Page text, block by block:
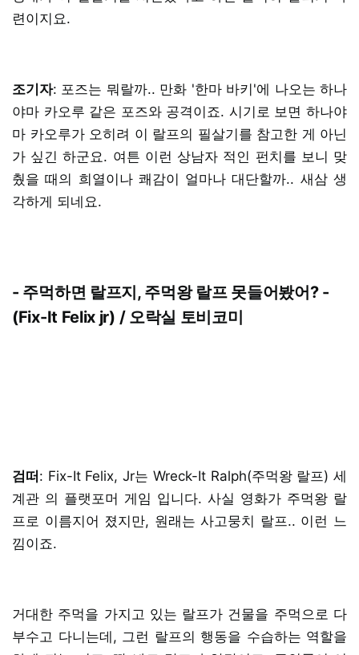
련이지요.
조기자: 포즈는 뭐랄까.. 만화 '한마 바키'에 나오는 하나
야마 카오루 같은 포즈와 공격이죠. 시기로 보면 하나야
마 카오루가 오히려 이 랄프의 필살기를 참고한 게 아닌
가 싶긴 하군요. 여튼 이런 상남자 적인 펀치를 보니 맞
췄을 때의 희열이나 쾌감이 얼마나 대단할까.. 새삼 생
각하게 되네요.
- 주먹하면 랄프지, 주먹왕 랄프 못들어봤어? -
(Fix-It Felix jr) / 오락실 토비코미
검떠: Fix-It Felix, Jr는 Wreck-It Ralph(주먹왕 랄프) 세
계관 의 플랫포머 게임 입니다. 사실 영화가 주먹왕 랄
프로 이름지어 졌지만, 원래는 사고뭉치 랄프.. 이런 느
낌이죠.
거대한 주먹을 가지고 있는 랄프가 건물을 주먹으로 다
부수고 다니는데, 그런 랄프의 행동을 수습하는 역할을